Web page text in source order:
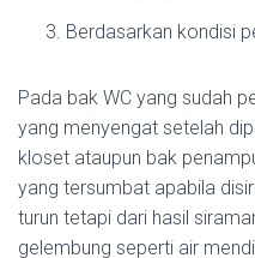
Berdasarkan kondisi
Pada bak WC yang sudah
yang menyengat setelah
kloset ataupun bak
yang tersumbat apabila
turun tetapi dari hasil
gelembung seperti air